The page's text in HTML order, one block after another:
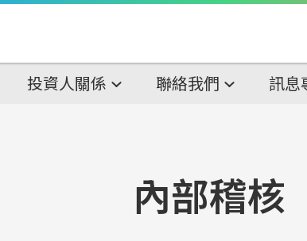
投資人關係 聯絡我們 訊息
內部稽核